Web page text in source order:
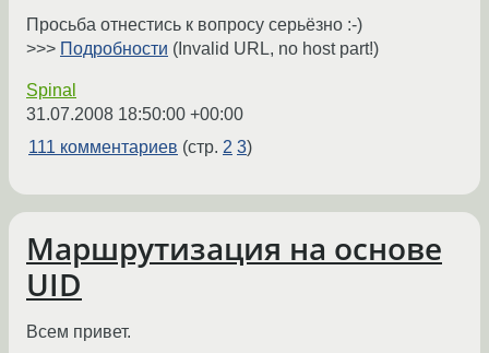
Просьба отнестись к вопросу серьёзно :-)
>>> Подробности (Invalid URL, no host part!)
Spinal
31.07.2008 18:50:00 +00:00
111 комментариев (стр. 2 3)
Маршрутизация на основе
UID
Всем привет.